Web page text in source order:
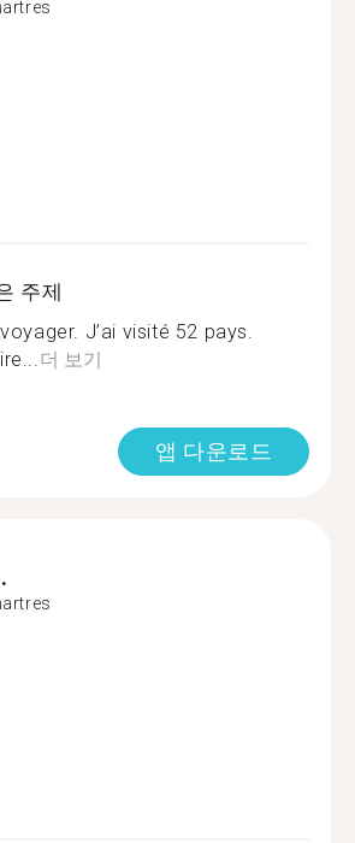
주제
J’ai visité 52 pays.
더 보기
앱 다운로드